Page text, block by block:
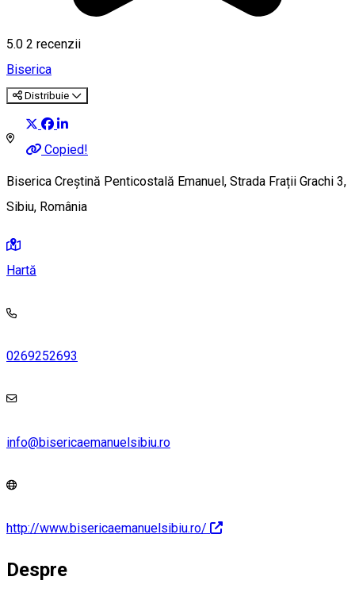
5.0 2 recenzii
Biserica
Distribuie
Copied!
Biserica Creştină Penticostală Emanuel, Strada Frații Grachi 3,
Sibiu, România
Hartă
0269252693
info@bisericaemanuelsibiu.ro
http://www.bisericaemanuelsibiu.ro/
Despre